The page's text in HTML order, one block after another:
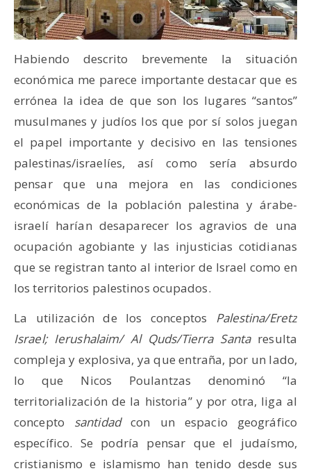
Habiendo descrito brevemente la situación
económica me parece importante destacar que es
errónea la idea de que son los lugares “santos”
musulmanes y judíos los que por sí solos juegan
el papel importante y decisivo en las tensiones
palestinas/israelíes, así como sería absurdo
pensar que una mejora en las condiciones
económicas de la población palestina y árabe-
israelí harían desaparecer los agravios de una
ocupación agobiante y las injusticias cotidianas
que se registran tanto al interior de Israel como en
los territorios palestinos ocupados.
La utilización de los conceptos Palestina/Eretz
Israel; Ierushalaim/ Al Quds/Tierra Santaresulta
compleja y explosiva, ya que entraña, por un lado,
lo que Nicos Poulantzas denominó “la
territorialización de la historia” y por otra, liga al
concepto santidadcon un espacio geográfico
específico. Se podría pensar que el judaísmo,
cristianismo e islamismo han tenido desde sus